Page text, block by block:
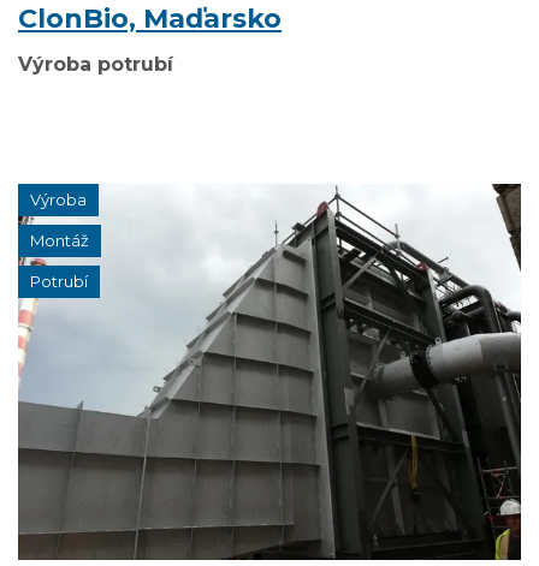
ClonBio, Maďarsko
Výroba potrubí
Výroba
Montáž
Potrubí